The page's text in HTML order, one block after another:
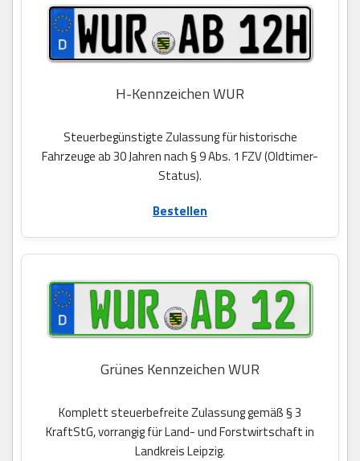
H-Kennzeichen WUR
Steuerbegünstigte Zulassung für historische
Fahrzeuge ab 30 Jahren nach § 9 Abs. 1 FZV (Oldtimer-
Status).
Bestellen
Grünes Kennzeichen WUR
Komplett steuerbefreite Zulassung gemäß § 3
KraftStG, vorrangig für Land- und Forstwirtschaft in
Landkreis Leipzig.